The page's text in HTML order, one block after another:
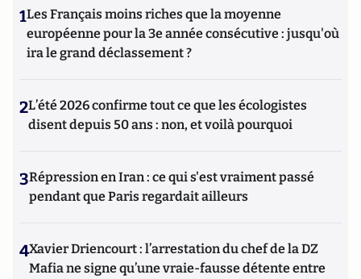
1Les Français moins riches que la moyenne
européenne pour la 3e année consécutive : jusqu'où
ira le grand déclassement ?
2L’été 2026 confirme tout ce que les écologistes
disent depuis 50 ans : non, et voilà pourquoi
3Répression en Iran : ce qui s'est vraiment passé
pendant que Paris regardait ailleurs
4Xavier Driencourt : l’arrestation du chef de la DZ
Mafia ne signe qu’une vraie-fausse détente entre